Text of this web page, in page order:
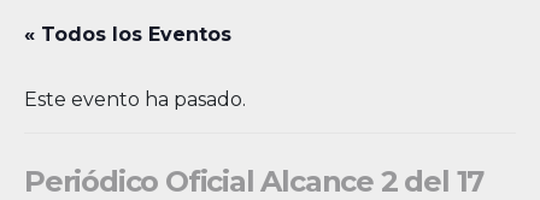
« Todos los Eventos
Este evento ha pasado.
Periódico Oficial Alcance 2 del 17